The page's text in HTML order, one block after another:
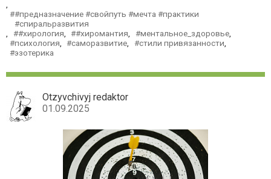
#предназначение #свойпуть #мечта #практики
#спиральразвития
#хирология #хиромантия ментальное_здоровье,
психология
саморазвитие стили привязанности
эзотерика
Otzyvchivyj redaktor
01.09.2025